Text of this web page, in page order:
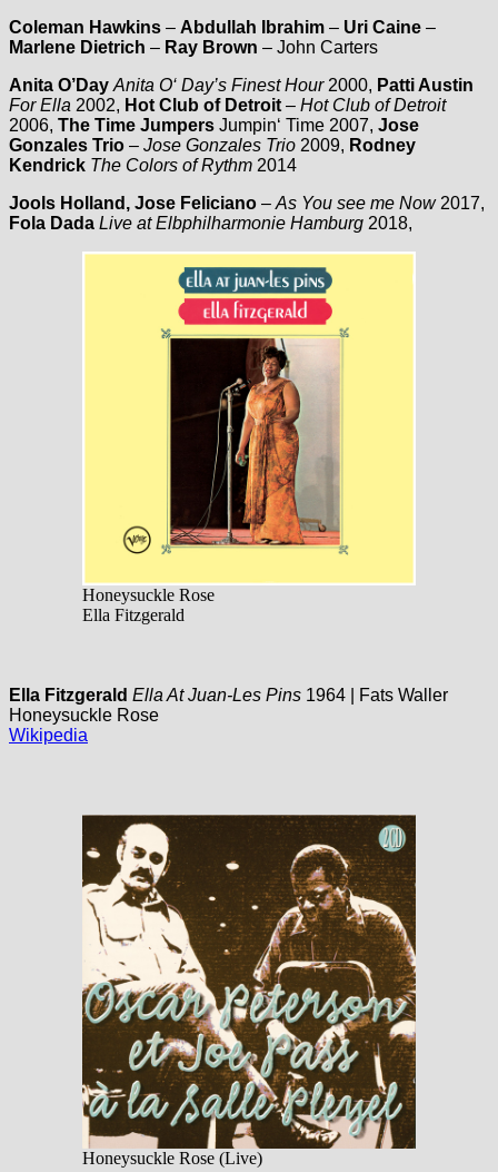
Coleman Hawkins – Abdullah Ibrahim – Uri Caine –
Marlene Dietrich – Ray Brown – John Carters
Anita O’Day Anita O‘ Day’s Finest Hour2000, Patti Austin
For Ella 2002, Hot Club of Detroit – Hot Club of Detroit
2006, The Time Jumpers Jumpin‘ Time 2007, Jose
Gonzales Trio – Jose Gonzales Trio 2009, Rodney
Kendrick The Colors of Rythm 2014
Jools Holland, Jose Feliciano – As You see me Now2017,
Fola Dada Live at Elbphilharmonie Hamburg 2018,
Honeysuckle Rose
Ella Fitzgerald
Ella Fitzgerald Ella At Juan-Les Pins 1964 | Fats Waller
Honeysuckle Rose
Wikipedia
Honeysuckle Rose (Live)